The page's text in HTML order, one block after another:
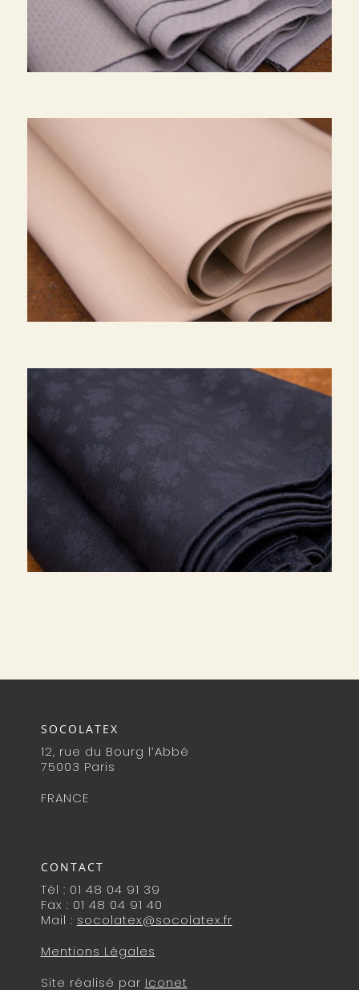
SOCOLATEX
12, rue du Bourg l’Abbé
75003 Paris
FRANCE
CONTACT
Tél : 01 48 04 91 39
Fax : 01 48 04 91 40
Mail : socolatex@socolatex.fr
Mentions Légales
Site réalisé par Iconet